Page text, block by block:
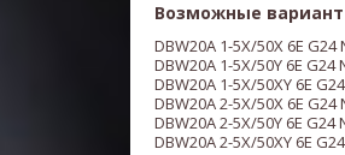
Возможные
DBW20A 1-5X/50X 6E G24
DBW20A 1-5X/50Y 6E G24
DBW20A 1-5X/50XY 6E
DBW20A 2-5X/50X 6E G24
DBW20A 2-5X/50Y 6E G24
DBW20A 2-5X/50XY 6E